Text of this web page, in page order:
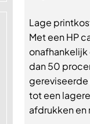
Lage
Met een HP
dan 50
tot een
afdrukken en